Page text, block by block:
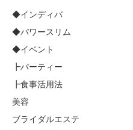
◆インディバ
◆パワースリム
◆イベント
┣パーティー
┣食事活用法
美容
ブライダルエステ